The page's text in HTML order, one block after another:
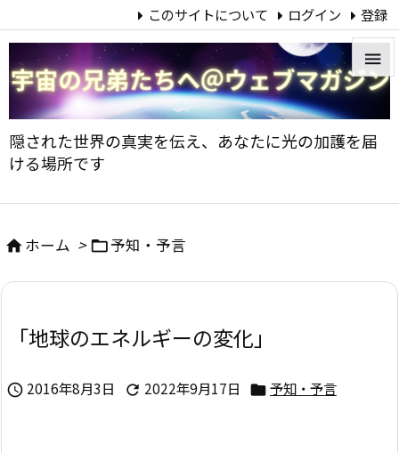
隠された世界の真実を伝え、あなたに光の加護を届
ける場所です


メニ


次へ
このサイトについて ログイン 登録
ホーム > 予知・予言
「地球のエネルギーの変化」
 2016年8月3日  2022年9月17日  予知・予言